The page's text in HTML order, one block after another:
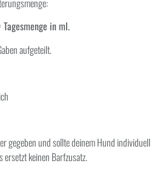
in ml.
aufgeteilt.
gegeben und sollte deinem Hund individuell
ersetzt keinen Barfzusatz.